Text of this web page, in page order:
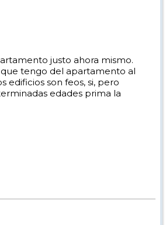
justo ahora mismo.
tengo del apartamento al
edificios son feos, si, pero
edades prima la